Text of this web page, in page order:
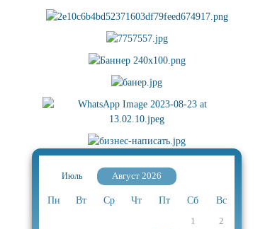
Июль Август 2026
Пн Вт Ср Чт Пт Сб
Вс
1
2